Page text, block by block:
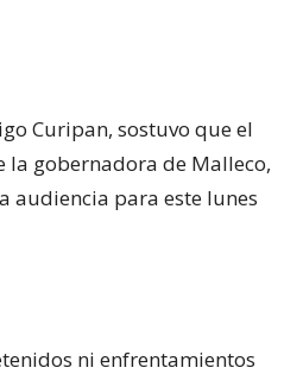
Curipan, sostuvo que el
la gobernadora de Malleco,
audiencia para este lunes
ni enfrentamientos